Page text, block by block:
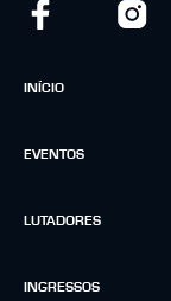
INÍCIO
EVENTOS
LUTADORES
INGRESSOS